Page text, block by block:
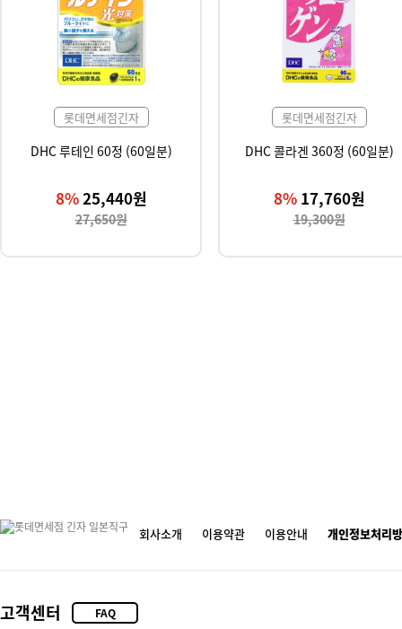
롯데면세점긴자
DHC 루테인 60정 (60일분)
8%25,440원
27,650원
롯데면세점긴자
DHC 콜라겐 360정 (60일분)
8% 17,760원
19,300원
회사소개 이용약관 이용안내 개인정보처리
고객센터 FAQ